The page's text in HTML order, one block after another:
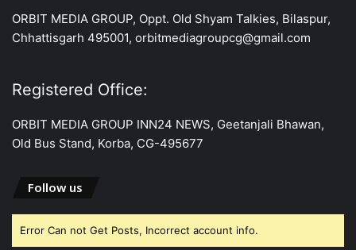
ORBIT MEDIA GROUP, Oppt. Old Shyam Talkies, Bilaspur,
Chhattisgarh 495001, orbitmediagroupcg@gmail.com
Registered Office:
ORBIT MEDIA GROUP INN24 NEWS, Geetanjali Bhawan,
Old Bus Stand, Korba, CG-495677
Follow us
Error Can not Get Posts, Incorrect account info.